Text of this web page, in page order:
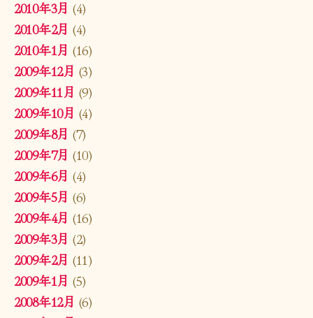
2010年3月 (4)
2010年2月 (4)
2010年1月 (16)
2009年12月 (3)
2009年11月 (9)
2009年10月 (4)
2009年8月 (7)
2009年7月 (10)
2009年6月 (4)
2009年5月 (6)
2009年4月 (16)
2009年3月 (2)
2009年2月 (11)
2009年1月 (5)
2008年12月 (6)